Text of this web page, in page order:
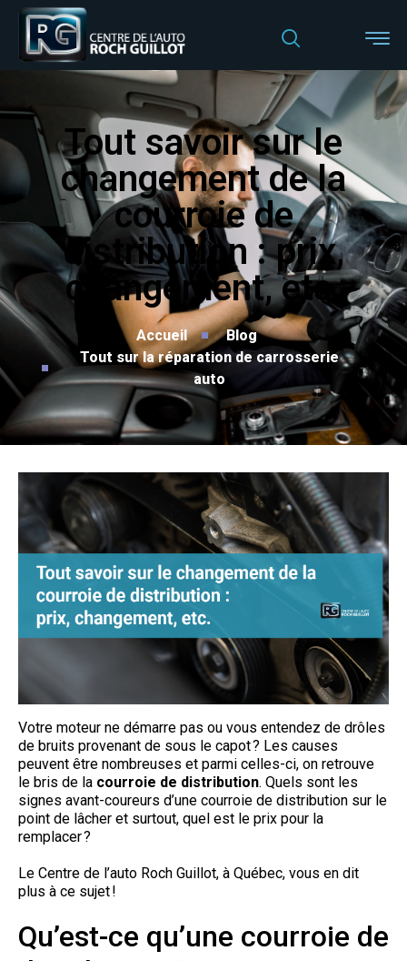
Tout savoir sur le
changement de la
courroie de
distribution : prix,
changement, etc.
Accueil
Blog
Tout sur la réparation de carrosserie
auto
Votre moteur ne démarre pas ou vous entendez de drôles
de bruits provenant de sous le capot ? Les causes
peuvent être nombreuses et parmi celles-ci, on retrouve
le bris de la courroie de distribution. Quels sont les
signes avant-coureurs d’une courroie de distribution sur le
point de lâcher et surtout, quel est le prix pour la
remplacer ?
Le Centre de l’auto Roch Guillot, à Québec, vous en dit
plus à ce sujet !
Qu’est-ce qu’une courroie de